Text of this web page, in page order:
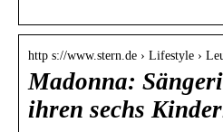
http s://www.stern.de › Lifestyle ›
Madonna:
ihren sechs